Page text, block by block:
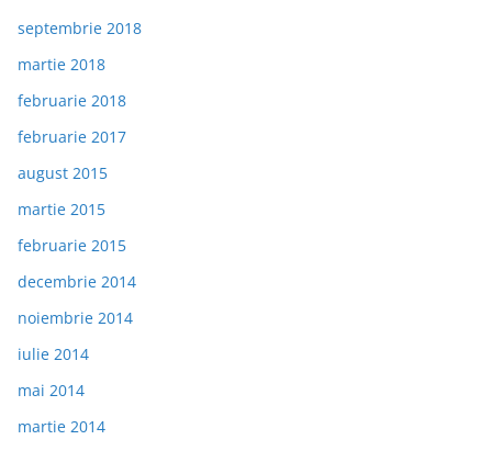
septembrie 2018
martie 2018
februarie 2018
februarie 2017
august 2015
martie 2015
februarie 2015
decembrie 2014
noiembrie 2014
iulie 2014
mai 2014
martie 2014